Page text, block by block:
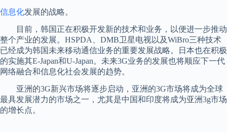
信息化发展的战略。
目前，韩国正在积极开发新的技术和业务，以便进一步推动
整个产业的发展。HSPDA、DMB卫星电视以及WiBro三种技术
已经成为韩国未来移动通信业务的重要发展战略。日本也在积极
的实施其E-Japan和U-Japan。未来3G业务的发展也将顺应下一代
网络融合和信息化社会发展的趋势。
亚洲的3G新兴市场将逐步启动，亚洲的3G市场将成为全球
最具发展潜力的市场之一，尤其是中国和印度将成为亚洲3g市场
的增长点。